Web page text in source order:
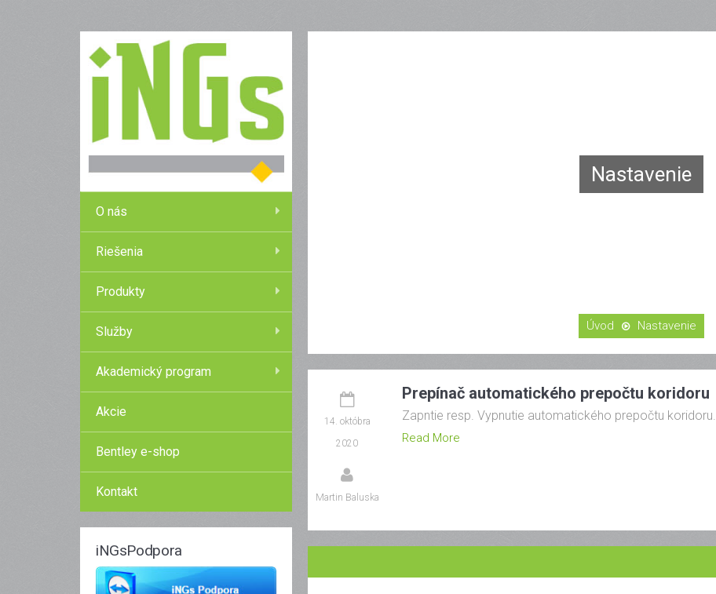
O nás
Riešenia
Produkty
Služby
Akademický program
Akcie
Bentley e-shop
Kontakt
iNGsPodpora
Nastavenie
Nastavenie
14. októbra
2020
Martin Baluska
Prepínač automatického prepočtu koridoru
Zapntie resp. Vypnutie automatického prepočtu koridoru.
Read More